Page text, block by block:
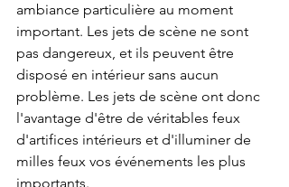
ambiance particulière au moment
important. Les jets de scène ne sont
pas dangereux, et ils peuvent être
disposé en intérieur sans aucun
problème. Les jets de scène ont donc
l'avantage d'être de véritables feux
d'artifices intérieurs et d'illuminer de
milles feux vos événements les plus
importants.